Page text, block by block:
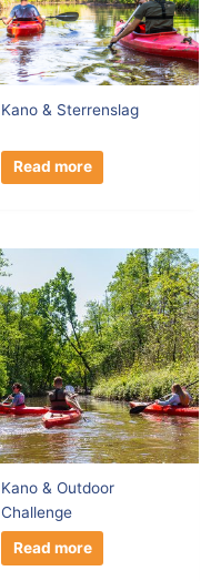
Kano & Sterrenslag
Read more
Kano & Outdoor
Challenge
Read more